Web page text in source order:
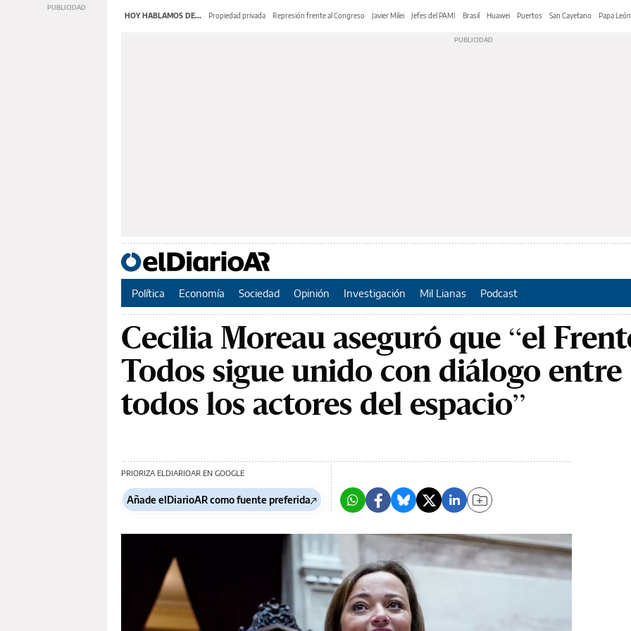
HOY HABLAMOS DE... Propiedad privada Represión frente al Congreso Javier Milei Jefes del PAMI Brasil Huawei Puertos San Cayetano Papa
Política Economía Sociedad Opinión Investigación Mil Lianas Podcast
Cecilia Moreau aseguró que “el
Todos sigue unido con diálogo entre
todos los actores del espacio”
PRIORIZA ELDIARIOAR EN GOOGLE
Añade elDiarioAR como fuente preferida